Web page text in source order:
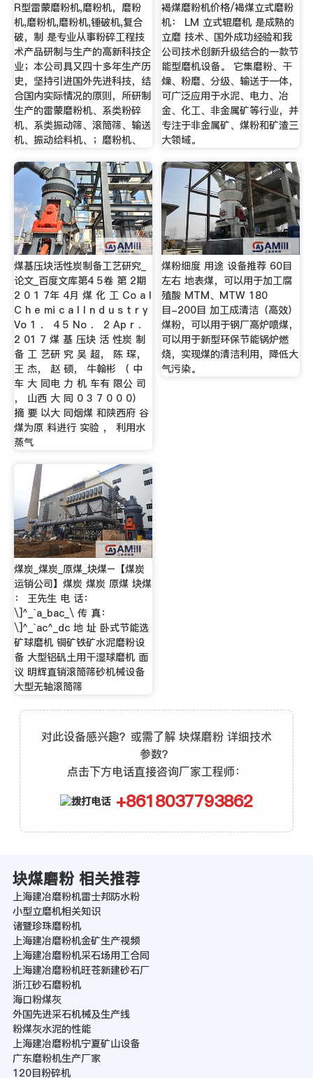
R型雷蒙磨粉机,磨粉机，磨粉
机,磨粉机,磨粉机,锤破机,复合
破，制 是专业从事粉碎工程技
术产品研制与生产的高新科技企
业；本公司具又四十多年生产历
史，坚持引进国外先进科技，结
合国内实际情况的原则，所研制
生产的雷蒙磨粉机、系类粉碎
机、系类振动筛、滚筒筛、输送
机、振动给料机、；磨粉机、
褐煤磨粉机价格/褐煤立式磨粉
机： LM 立式辊磨机 是成熟的
立磨 技术、国外成功经验和我
公司技术创新升级结合的一款节
能型磨机设备。 它集磨粉、干
燥、粉磨、分级、输送于一体，
可广泛应用于水泥、电力、冶
金、化工、非金属矿等行业，并
专注于非金属矿、煤粉和矿渣三
大领域。
煤基压块活性炭制备工艺研究_
论文_百度文库第4 5卷 第 2期
2 0 1 7年 4月 煤 化 工 Co a l
C h e mi c a l I n d u s t r y
Vo 1 ． 4 5 No ． 2 Ap r ．
2 01 7 煤 基 压块 活 性炭 制
备 工 艺研 究 吴 超， 陈 琛，
王 杰， 赵 硕， 牛翰彬 （ 中
车 大 同电 力 机 车有 限公 司
， 山西 大 同 0 3 7 0 0 0）
摘 要 以大 同烟煤 和陕西府 谷
煤为原 料进行 实验 ， 利用水
蒸气
煤粉细度 用途 设备推荐 60目
左右 地表煤，可以用于加工腐
殖酸 MTM、MTW 180
目-200目 加工成清洁（高效）
煤粉，可以用于钢厂高炉喷煤，
可以用于新型环保节能锅炉燃
烧，实现煤的清洁利用，降低大
气污染。
煤炭_煤炭_原煤_块煤–【煤炭
运销公司】煤炭 煤炭 原煤 块煤
： 王先生 电 话：
\]^_`a_bac_\ 传 真：
\]^_`ac^_dc 地 址 卧式节能选
矿球磨机 铜矿铁矿水泥磨粉设
备 大型铝矾土用干湿球磨机 面
议 明辉直销滚筒筛砂机械设备
大型无轴滚筒筛
对此设备感兴趣？或需了解 块煤磨粉 详细技术
参数？
点击下方电话直接咨询厂家工程师：
+8618037793862
块煤磨粉 相关推荐
上海建冶磨粉机雷士邦防水粉
小型立磨机相关知识
诸暨珍珠磨粉机
上海建冶磨粉机金矿生产视频
上海建冶磨粉机采石场用工合同
上海建冶磨粉机旺苍新建砂石厂
浙江砂石磨粉机
海口粉煤灰
外国先进采石机械及生产线
粉煤灰水泥的性能
上海建冶磨粉机宁夏矿山设备
广东磨粉机生产厂家
120目粉碎机